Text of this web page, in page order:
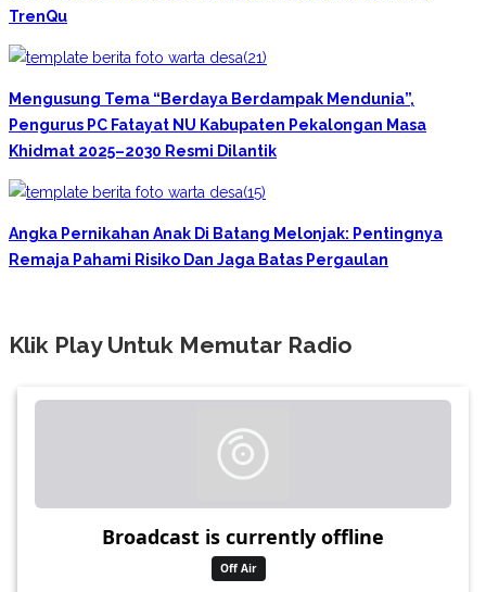
TrenQu
Mengusung Tema “Berdaya Berdampak Mendunia”,
Pengurus PC Fatayat NU Kabupaten Pekalongan Masa
Khidmat 2025–2030 Resmi Dilantik
Angka Pernikahan Anak Di Batang Melonjak: Pentingnya
Remaja Pahami Risiko Dan Jaga Batas Pergaulan
Klik Play Untuk Memutar Radio